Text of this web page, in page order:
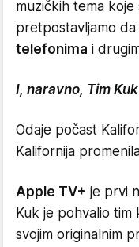
muzičkih tema
pretpostavljamo da
telefonima i
I, naravno, Tim
Odaje počast
Kalifornija
Apple TV+ je prvi
Kuk je pohvalio
svojim originalnim